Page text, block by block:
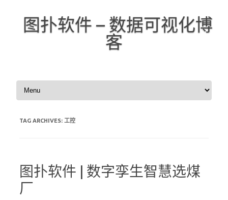
图扑软件 – 数据可视化博
客
Skip to content
TAG ARCHIVES: 工控
图扑软件 | 数字孪生智慧选煤
厂